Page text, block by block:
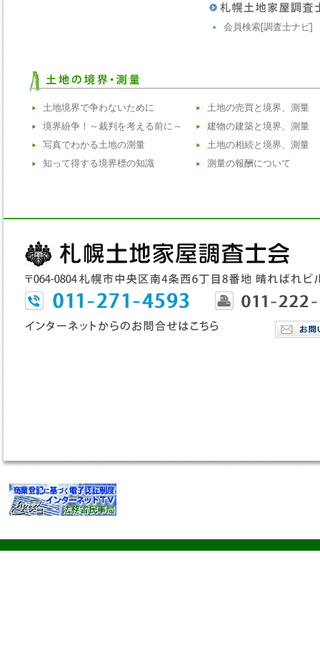
会員検索[調査士ナビ]
土地境界で争わないために
境界紛争！～裁判を考える前に～
写真でわかる土地の測量
知って得する境界標の知識
土地の売買と境界、測量
建物の建築と境界、測量
土地の相続と境界、測量
測量の報酬について